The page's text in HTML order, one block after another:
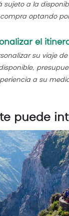
sujeto a la
optando
el
su viaje
a su
puede